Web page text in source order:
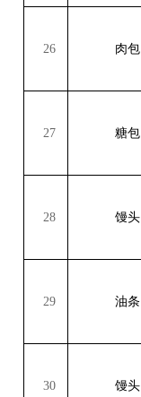
26 肉包
27 糖包
28 馒头
29 油条
30 馒头